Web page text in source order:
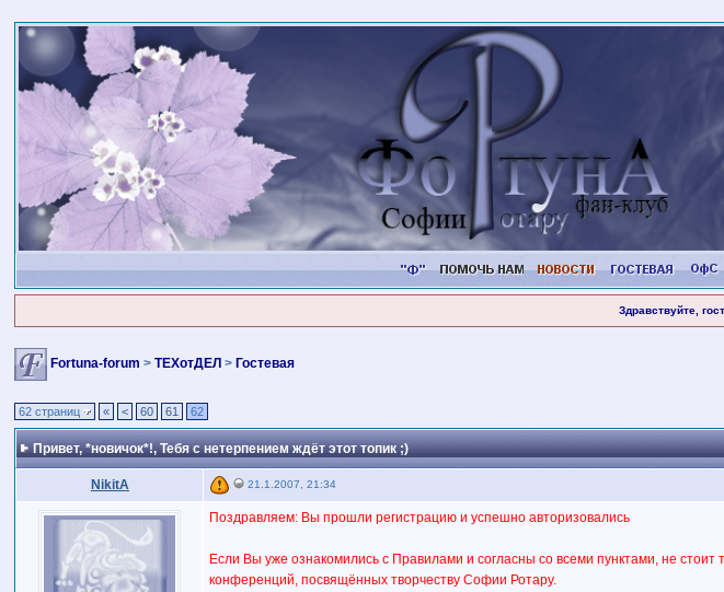
Здравствуйте,
Fortuna-forum >ТЕХотДЕЛ >Гостевая
62 страниц « < 60 61 62
Привет, *новичок*!, Тебя с нетерпением ждёт этот топик ;)
NikitA 21.1.2007, 21:34
Поздравляем: Вы прошли регистрацию и успешно авторизовались
Если Вы уже ознакомились с Правилами и согласны со всеми пунктами, не
конференций, посвящённых творчеству Софии Ротару.